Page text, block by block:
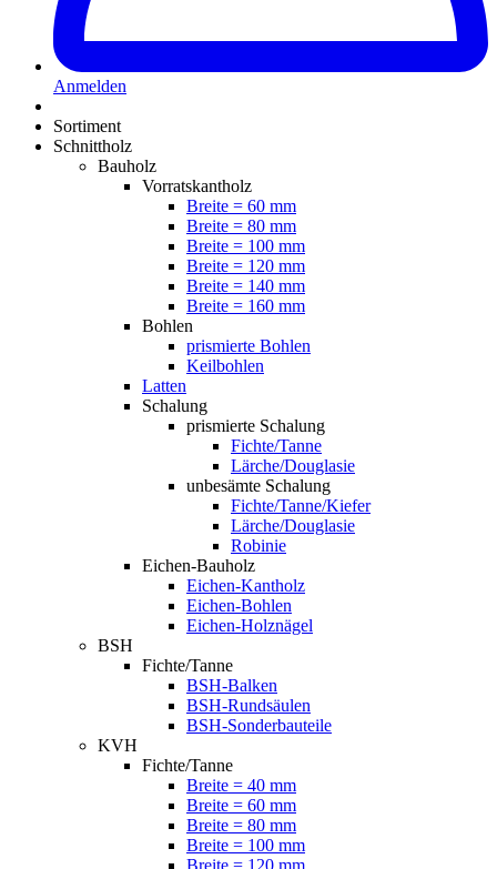
Anmelden
Sortiment
Schnittholz
Bauholz
Vorratskantholz
Breite = 60 mm
Breite = 80 mm
Breite = 100 mm
Breite = 120 mm
Breite = 140 mm
Breite = 160 mm
Bohlen
prismierte Bohlen
Keilbohlen
Latten
Schalung
prismierte Schalung
Fichte/Tanne
Lärche/Douglasie
unbesämte Schalung
Fichte/Tanne/Kiefer
Lärche/Douglasie
Robinie
Eichen-Bauholz
Eichen-Kantholz
Eichen-Bohlen
Eichen-Holznägel
BSH
Fichte/Tanne
BSH-Balken
BSH-Rundsäulen
BSH-Sonderbauteile
KVH
Fichte/Tanne
Breite = 40 mm
Breite = 60 mm
Breite = 80 mm
Breite = 100 mm
Breite = 120 mm